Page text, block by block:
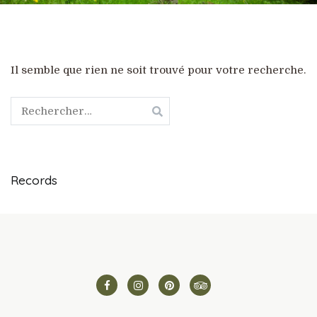
Il semble que rien ne soit trouvé pour votre recherche.
Rechercher :
Records